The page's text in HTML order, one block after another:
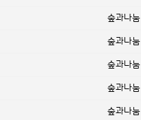
숲과나눔
숲과나눔
숲과나눔
숲과나눔
숲과나눔